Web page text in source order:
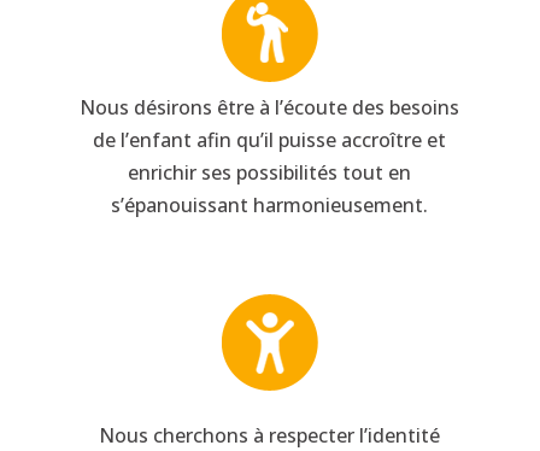
Nous désirons être à l’écoute des besoins
de l’enfant afin qu’il puisse accroître et
enrichir ses possibilités tout en
s’épanouissant harmonieusement.
Nous cherchons à respecter l’identité